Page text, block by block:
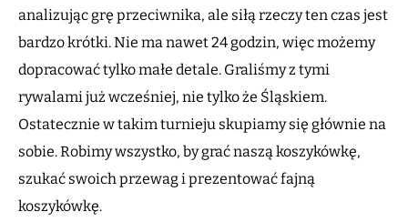
analizując grę przeciwnika, ale siłą rzeczy ten czas jest
bardzo krótki. Nie ma nawet 24 godzin, więc możemy
dopracować tylko małe detale. Graliśmy z tymi
rywalami już wcześniej, nie tylko że Śląskiem.
Ostatecznie w takim turnieju skupiamy się głównie na
sobie. Robimy wszystko, by grać naszą koszykówkę,
szukać swoich przewag i prezentować fajną
koszykówkę.